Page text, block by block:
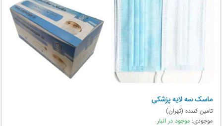
ماسک سه لایه پزشکی
تامین کننده (تهران)
موجودی: موجود در انبار